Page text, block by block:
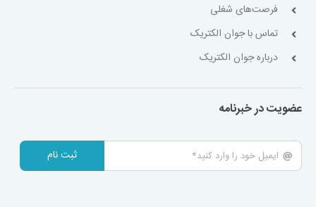
فرصت‌های شغلی
تماس با جوان الکتریک
درباره جوان الکتریک
عضویت در خبرنامه
ثبت نام